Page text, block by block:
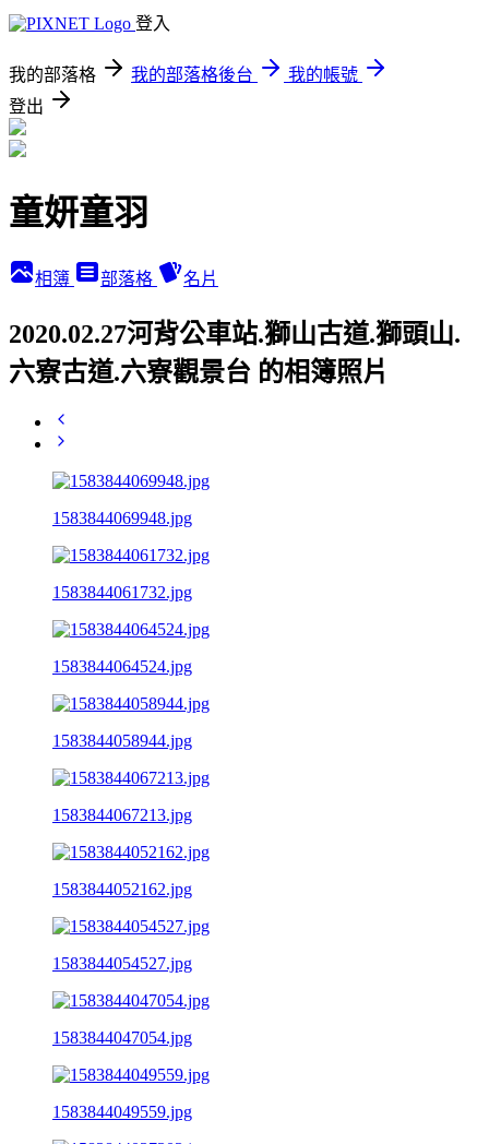
登入
我的部落格 我的部落格後台
我的帳號
登出
童妍童羽
相簿 部落格 名片
2020.02.27河背公車站.獅山古道.獅頭山.
六寮古道.六寮觀景台 的相簿照片
1583844069948.jpg
1583844061732.jpg
1583844064524.jpg
1583844058944.jpg
1583844067213.jpg
1583844052162.jpg
1583844054527.jpg
1583844047054.jpg
1583844049559.jpg